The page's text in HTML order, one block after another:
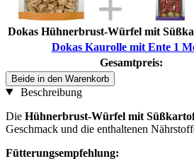
Dokas Hühnerbrust-Würfel mit
Dokas Kaurolle mit Ente 1
Gesamtpreis:
Beide in den Warenkorb
Beschreibung
Die Hühnerbrust-Würfel mit
Geschmack und die enthaltenen
Fütterungsempfehlung: